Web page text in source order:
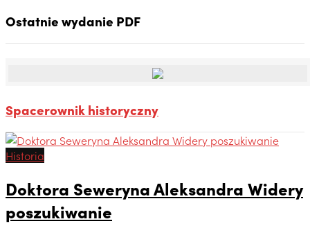
Ostatnie wydanie PDF
Spacerownik historyczny
Historia
Doktora Seweryna Aleksandra Widery
poszukiwanie